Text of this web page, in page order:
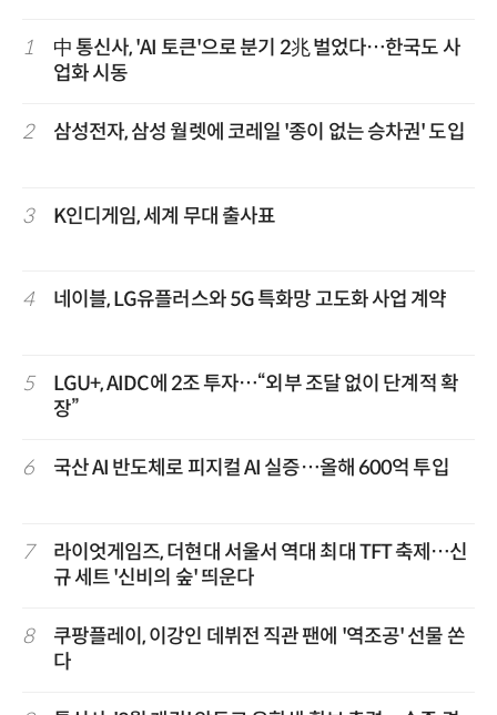
1
中 통신사, 'AI 토큰'으로 분기 2兆 벌었다…한국도 사
업화 시동
2 삼성전자, 삼성 월렛에 코레일 '종이 없는 승차권' 도입
3 K인디게임, 세계 무대 출사표
4 네이블, LG유플러스와 5G 특화망 고도화 사업 계약
5
LGU+, AIDC에 2조 투자…“외부 조달 없이 단계적 확
장”
6 국산 AI 반도체로 피지컬 AI 실증…올해 600억 투입
7
라이엇게임즈, 더현대 서울서 역대 최대 TFT 축제…신
규 세트 '신비의 숲' 띄운다
8
쿠팡플레이, 이강인 데뷔전 직관 팬에 '역조공' 선물 쏜
다